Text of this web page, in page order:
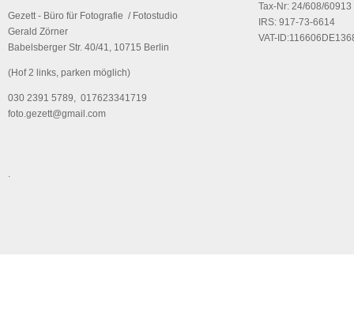
Gezett - Büro für Fotografie / Fotostudio
Gerald Zörner
Babelsberger Str. 40/41, 10715 Berlin
(Hof 2 links, parken möglich)
030 2391 5789, 017623341719
foto.gezett@gmail.com
Tax-Nr: 24/608/60913
IRS: 917-73-6614
VAT-
.